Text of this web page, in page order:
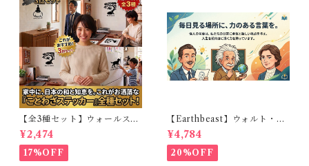
【全3種セット】ウォールステ
ッカー 和風 ことわざ 30cm角
転写フィルムタイプ 部屋・玄
関・冷蔵庫などに貼れるイン
テリアシール（猿も木から落
¥2,474
17%OFF
【Earthbeast】ウォルト・デ
ィズニー、アインシュタイ
ン、ヘレン・ケラー： 空間に
貼るだけで、前向きな気持ち
が毎日よみがえる3点セット
¥4,784
20%OFF